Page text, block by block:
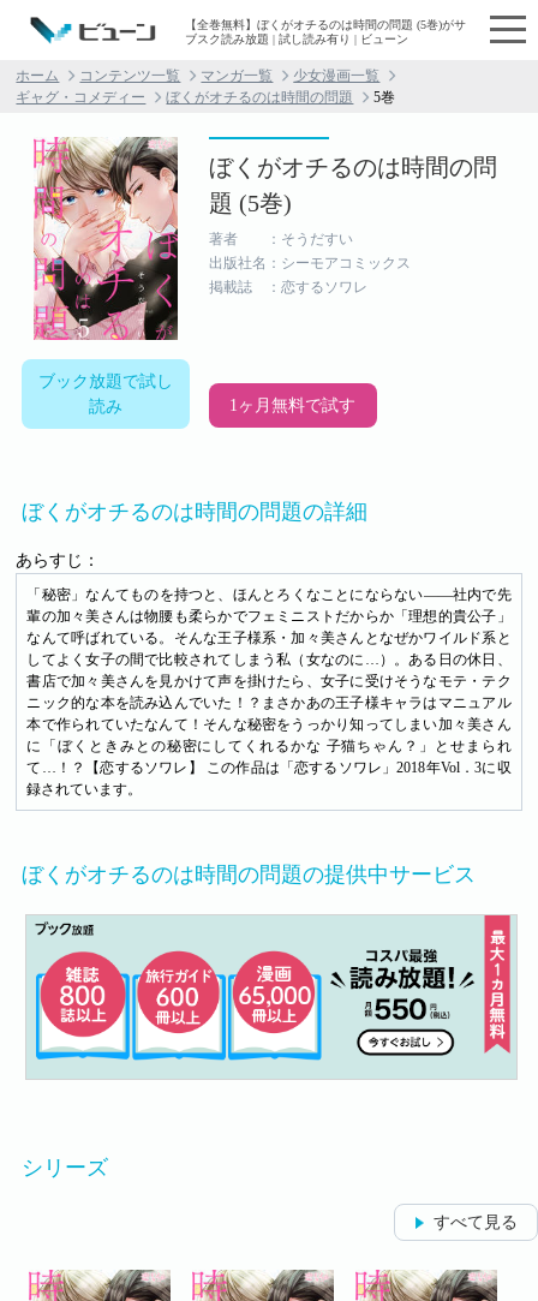
【全巻無料】ぼくがオチるのは時間の問題 (5巻)がサ
ブスク読み放題 | 試し読み有り | ビューン
ホーム コンテンツ一覧 マンガ一覧
少女漫画一覧
ギャグ・コメディー
ぼくがオチるのは時間の問題 5巻
ブック放題で試し
読み
ぼくがオチるのは時間の問
題 (5巻)
著者 ：そうだすい
出版社名：シーモアコミックス
掲載誌 ：恋するソワレ
1ヶ月無料で試す
ぼくがオチるのは時間の問題の詳細
あらすじ：
「秘密」なんてものを持つと、ほんとろくなことにならない――社内で先
輩の加々美さんは物腰も柔らかでフェミニストだからか「理想的貴公子」
なんて呼ばれている。そんな王子様系・加々美さんとなぜかワイルド系と
してよく女子の間で比較されてしまう私（女なのに…）。ある日の休日、
書店で加々美さんを見かけて声を掛けたら、女子に受けそうなモテ・テク
ニック的な本を読み込んでいた！？まさかあの王子様キャラはマニュアル
本で作られていたなんて！そんな秘密をうっかり知ってしまい加々美さん
に「ぼくときみとの秘密にしてくれるかな 子猫ちゃん？」とせまられ
て…！？【恋するソワレ】 この作品は「恋するソワレ」2018年Vol．3に収
録されています。
ぼくがオチるのは時間の問題の提供中サービス
シリーズ
すべて見る